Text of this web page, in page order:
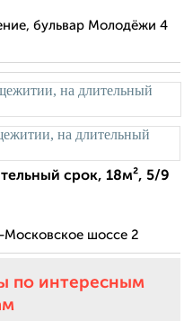
бульвар Молодёжи 4
срок, 18м², 5/9
шоссе 2
по интересным